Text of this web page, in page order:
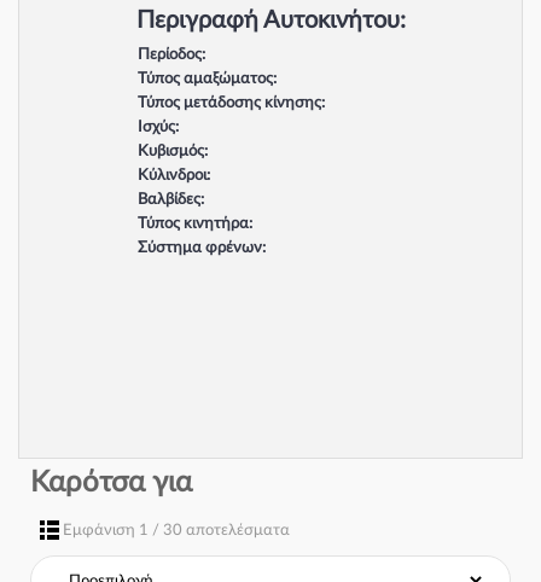
Περιγραφή Αυτοκινήτου:
Περίοδος:
Τύπος αμαξώματος:
Τύπος μετάδοσης κίνησης:
Ισχύς:
Κυβισμός:
Κύλινδροι:
Βαλβίδες:
Τύπος κινητήρα:
Σύστημα φρένων:
Καρότσα για
Εμφάνιση 1 / 30 αποτελέσματα